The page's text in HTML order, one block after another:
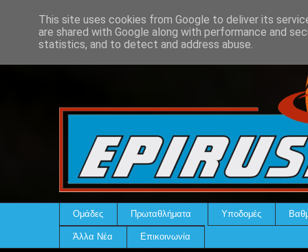
Ομάδες Πρωταθλήματα Υποδομές
Άλλα Νέα Επικοινωνία
This site uses cookies from Google to deliver its
are shared with Google along with performance and
statistics, and to detect and address abuse.